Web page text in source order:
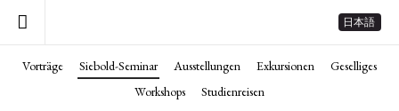
日本語
Vorträge Siebold-Seminar Ausstellungen Exkursionen
Geselliges
Workshops
Studienreisen